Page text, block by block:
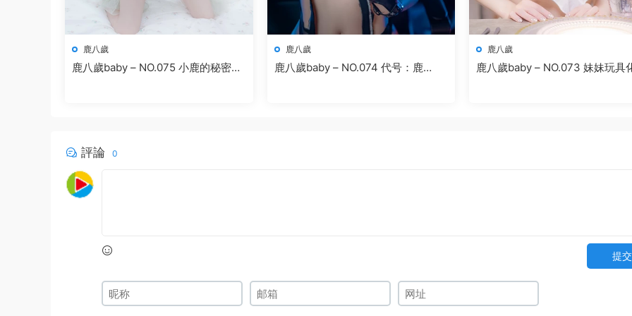
鹿八歲
鹿八歲baby – NO.075 小鹿的秘密花
鹿八歲
鹿八歲baby – NO.074 代号：鹿
鹿八歲
鹿八歲baby – NO.073 妹妹玩具
評論 0
提交